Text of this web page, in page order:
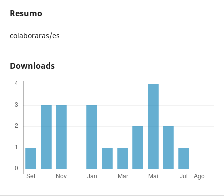
Resumo
colaboraras/es
Downloads